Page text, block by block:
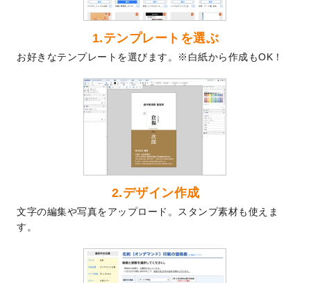
2025年版1月始まりのカレンダーデザイン
テンプレート
を公開いたしました。
なりました！
プラスチックカードのデザインテンプレー
トを追加しました。
回数券のデザインテンプレート
した。
暑中見舞いのデザインテンプレート
しました。
メッセージカードのデザインテンプレート
を追加しました。
2024/6/14
エコノミータイプののぼりが作成できるよ
うになりました！
1.テンプレートを選ぶ
お好きなテンプレートを選びます。※白紙から作成もOK！
2.デザイン作成
文字の編集や写真をアップロード。スタンプ素材も使えま
す。